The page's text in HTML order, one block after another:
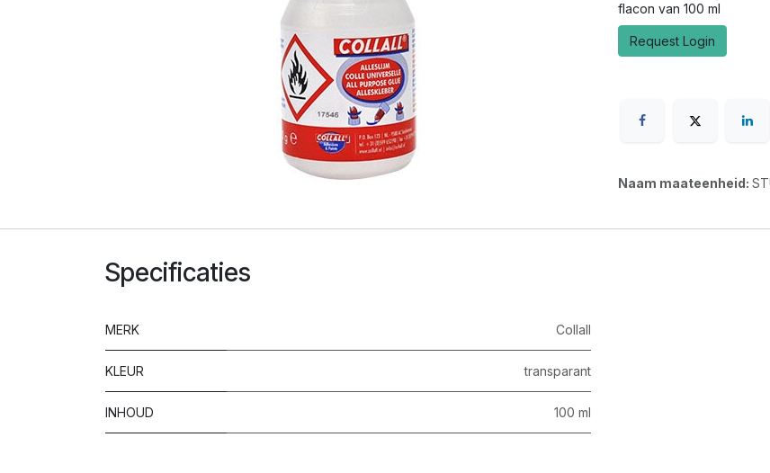
flacon van 100 ml
Request Login
Naam maateenheid:
Specificaties
MERK Collall
KLEUR transparant
INHOUD 100 ml